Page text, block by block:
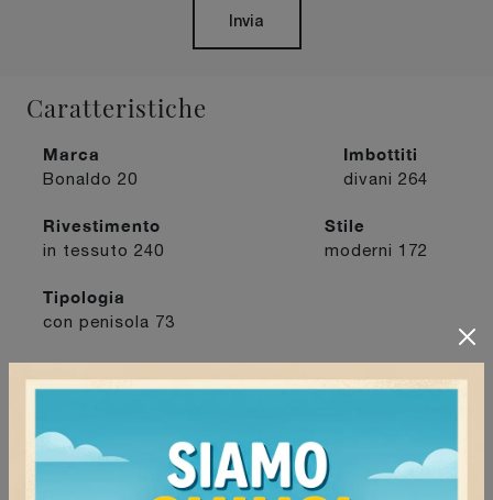
Invia
Caratteristiche
Marca
Bonaldo 20
Imbottiti
divani 264
Rivestimento
in tessuto 240
Stile
moderni 172
Tipologia
con penisola 73
I più visti a :
Milano133 Tortona135 Vigevano134